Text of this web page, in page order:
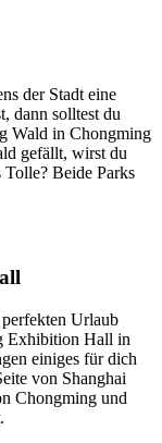
der Stadt eine
dann solltest du
Wald in Chongming
gefällt, wirst du
Beide Parks
Urlaub
Exhibition Hall in
einiges für dich
von Shanghai
Chongming und